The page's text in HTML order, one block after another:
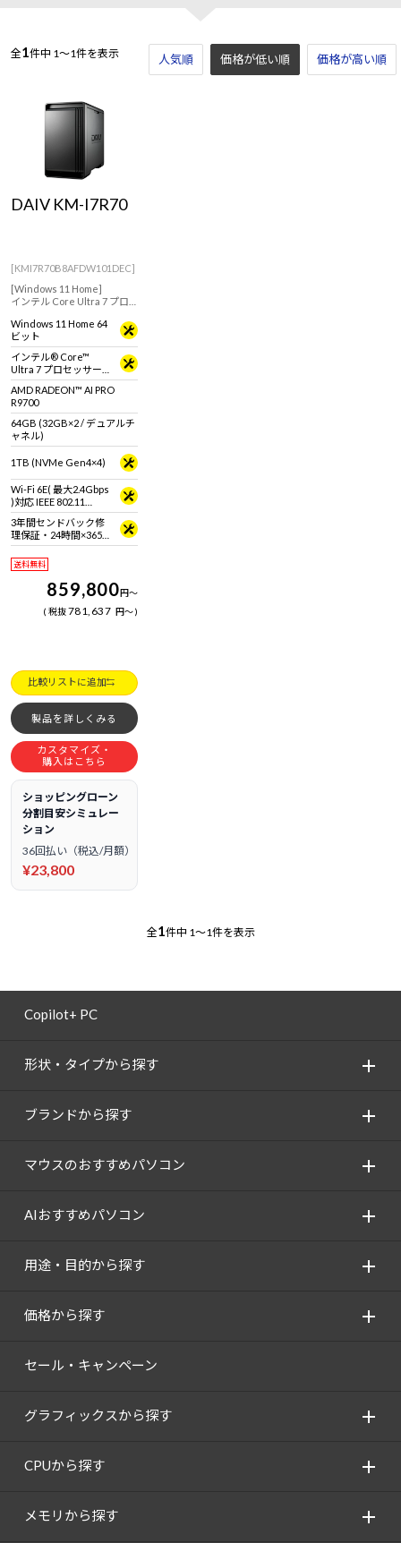
全1件中 1～1件を表示 人気順 価格が低い順 価格が高い順
DAIV KM-I7R70
[KMI7R70B8AFDW101DEC]
[Windows 11 Home]
インテル Core Ultra 7 プロ
RADEON AI PRO R9700を搭
載したクリエイティブ向け
ワークステーション。
Windows 11 Home 64
ビット
インテル® Core™
Ultra 7 プロセッサー
265
AMD RADEON™ AI PRO
R9700
64GB (32GB×2 / デュアルチ
ャネル)
1TB (NVMe Gen4×4)
Wi-Fi 6E( 最大2.4Gbps
)対応 IEEE 802.11
ax/ac/a/b/g/n準拠 ＋
Bluetooth 5内蔵
3年間センドバック修
理保証・24時間×365
日電話サポート
送料無料
859,800円～
税抜781,637 円～
比較リストに追加
製品を詳しくみる
カスタマイズ・
購入はこちら
ショッピングローン
分割目安シミュレー
ション
36回払い（税込/月額）
¥23,800
全1件中 1～1件を表示
Copilot+ PC
形状・タイプから探す
ブランドから探す
マウスのおすすめパソコン
AIおすすめパソコン
用途・目的から探す
価格から探す
セール・キャンペーン
グラフィックスから探す
CPUから探す
メモリから探す